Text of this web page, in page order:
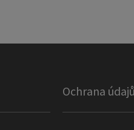
Ochrana údajů